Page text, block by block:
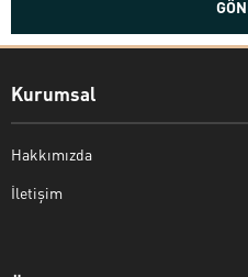
Kurumsal
Hakkımızda
İletişim